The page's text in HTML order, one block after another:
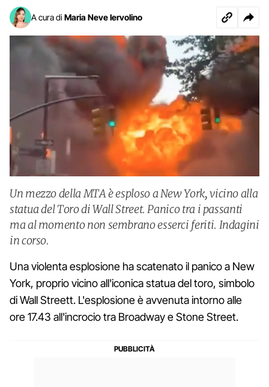
A cura di Maria Neve Iervolino
Un mezzo della MTA è esploso a New York, vicino alla
statua del Toro di Wall Street. Panico tra i passanti
ma al momento non sembrano esserci feriti. Indagini
in corso.
Una violenta esplosione ha scatenato il panico a New
York, proprio vicino all'iconica statua del toro, simbolo
di Wall Streett. L'esplosione è avvenuta intorno alle
ore 17.43 all'incrocio tra Broadway e Stone Street.